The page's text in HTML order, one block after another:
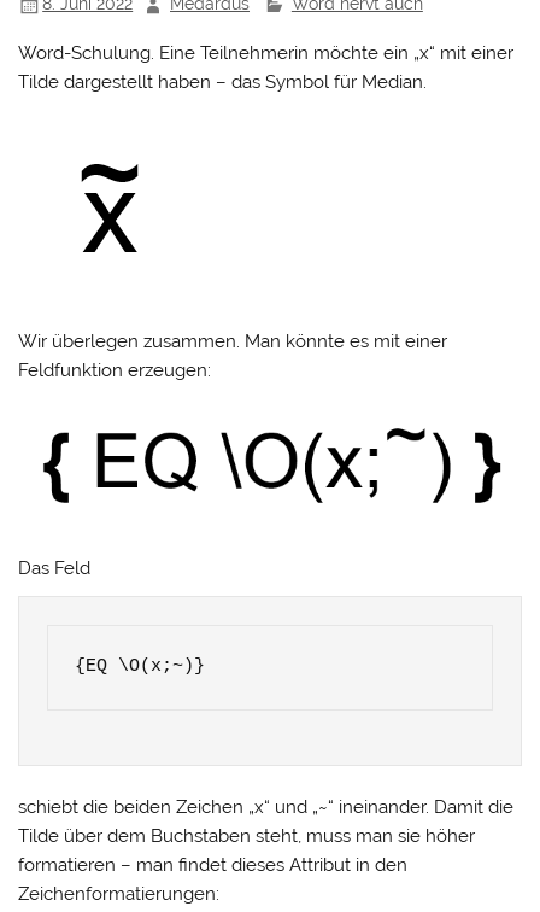
8. Juni 2022 Medardus Word nervt auch
Word-Schulung. Eine Teilnehmerin möchte ein „x“ mit einer
Tilde dargestellt haben – das Symbol für Median.
Wir überlegen zusammen. Man könnte es mit einer
Feldfunktion erzeugen:
Das Feld
{EQ \O(x;~)}
schiebt die beiden Zeichen „x“ und „~“ ineinander. Damit die
Tilde über dem Buchstaben steht, muss man sie höher
formatieren – man findet dieses Attribut in den
Zeichenformatierungen: